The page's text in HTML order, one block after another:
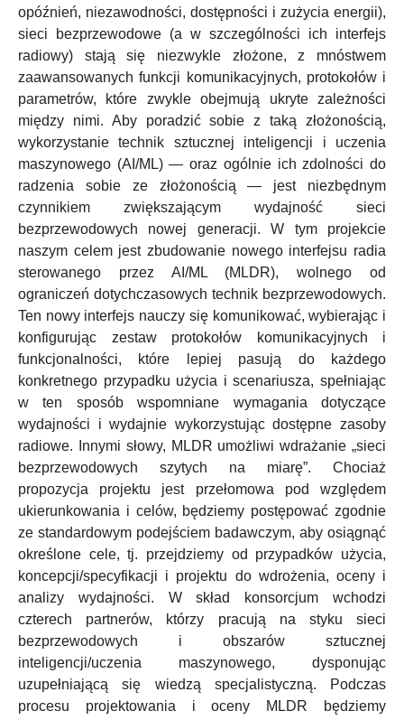
opóźnień, niezawodności, dostępności i zużycia energii),
sieci bezprzewodowe (a w szczególności ich interfejs
radiowy) stają się niezwykle złożone, z mnóstwem
zaawansowanych funkcji komunikacyjnych, protokołów i
parametrów, które zwykle obejmują ukryte zależności
między nimi. Aby poradzić sobie z taką złożonością,
wykorzystanie technik sztucznej inteligencji i uczenia
maszynowego (AI/ML) — oraz ogólnie ich zdolności do
radzenia sobie ze złożonością — jest niezbędnym
czynnikiem zwiększającym wydajność sieci
bezprzewodowych nowej generacji. W tym projekcie
naszym celem jest zbudowanie nowego interfejsu radia
sterowanego przez AI/ML (MLDR), wolnego od
ograniczeń dotychczasowych technik bezprzewodowych.
Ten nowy interfejs nauczy się komunikować, wybierając i
konfigurując zestaw protokołów komunikacyjnych i
funkcjonalności, które lepiej pasują do każdego
konkretnego przypadku użycia i scenariusza, spełniając
w ten sposób wspomniane wymagania dotyczące
wydajności i wydajnie wykorzystując dostępne zasoby
radiowe. Innymi słowy, MLDR umożliwi wdrażanie „sieci
bezprzewodowych szytych na miarę”. Chociaż
propozycja projektu jest przełomowa pod względem
ukierunkowania i celów, będziemy postępować zgodnie
ze standardowym podejściem badawczym, aby osiągnąć
określone cele, tj. przejdziemy od przypadków użycia,
koncepcji/specyfikacji i projektu do wdrożenia, oceny i
analizy wydajności. W skład konsorcjum wchodzi
czterech partnerów, którzy pracują na styku sieci
bezprzewodowych i obszarów sztucznej
inteligencji/uczenia maszynowego, dysponując
uzupełniającą się wiedzą specjalistyczną. Podczas
procesu projektowania i oceny MLDR będziemy